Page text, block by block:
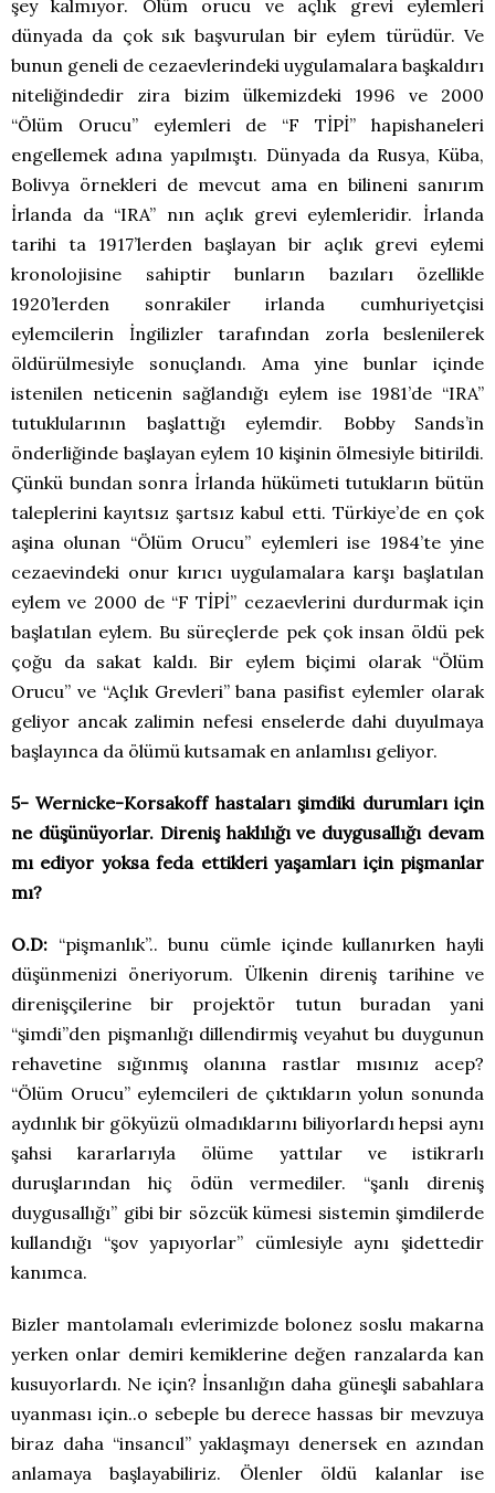
şey kalmıyor. Ölüm orucu ve açlık grevi eylemleri
dünyada da çok sık başvurulan bir eylem türüdür. Ve
bunun geneli de cezaevlerindeki uygulamalara başkaldırı
niteliğindedir zira bizim ülkemizdeki 1996 ve 2000
“Ölüm Orucu” eylemleri de “F TİPİ” hapishaneleri
engellemek adına yapılmıştı. Dünyada da Rusya, Küba,
Bolivya örnekleri de mevcut ama en bilineni sanırım
İrlanda da “IRA” nın açlık grevi eylemleridir. İrlanda
tarihi ta 1917’lerden başlayan bir açlık grevi eylemi
kronolojisine sahiptir bunların bazıları özellikle
1920’lerden sonrakiler irlanda cumhuriyetçisi
eylemcilerin İngilizler tarafından zorla beslenilerek
öldürülmesiyle sonuçlandı. Ama yine bunlar içinde
istenilen neticenin sağlandığı eylem ise 1981’de “IRA”
tutuklularının başlattığı eylemdir. Bobby Sands’in
önderliğinde başlayan eylem 10 kişinin ölmesiyle bitirildi.
Çünkü bundan sonra İrlanda hükümeti tutukların bütün
taleplerini kayıtsız şartsız kabul etti. Türkiye’de en çok
aşina olunan “Ölüm Orucu” eylemleri ise 1984’te yine
cezaevindeki onur kırıcı uygulamalara karşı başlatılan
eylem ve 2000 de “F TİPİ” cezaevlerini durdurmak için
başlatılan eylem. Bu süreçlerde pek çok insan öldü pek
çoğu da sakat kaldı. Bir eylem biçimi olarak “Ölüm
Orucu” ve “Açlık Grevleri” bana pasifist eylemler olarak
geliyor ancak zalimin nefesi enselerde dahi duyulmaya
başlayınca da ölümü kutsamak en anlamlısı geliyor.
5- Wernicke-Korsakoff hastaları şimdiki durumları için
ne düşünüyorlar. Direniş haklılığı ve duygusallığı devam
mı ediyor yoksa feda ettikleri yaşamları için pişmanlar
mı?
O.D: “pişmanlık”.. bunu cümle içinde kullanırken hayli
düşünmenizi öneriyorum. Ülkenin direniş tarihine ve
direnişçilerine bir projektör tutun buradan yani
“şimdi”den pişmanlığı dillendirmiş veyahut bu duygunun
rehavetine sığınmış olanına rastlar mısınız acep?
“Ölüm Orucu” eylemcileri de çıktıkların yolun sonunda
aydınlık bir gökyüzü olmadıklarını biliyorlardı hepsi aynı
şahsi kararlarıyla ölüme yattılar ve istikrarlı
duruşlarından hiç ödün vermediler. “şanlı direniş
duygusallığı” gibi bir sözcük kümesi sistemin şimdilerde
kullandığı “şov yapıyorlar” cümlesiyle aynı şidettedir
kanımca.
Bizler mantolamalı evlerimizde bolonez soslu makarna
yerken onlar demiri kemiklerine değen ranzalarda kan
kusuyorlardı. Ne için? İnsanlığın daha güneşli sabahlara
uyanması için..o sebeple bu derece hassas bir mevzuya
biraz daha “insancıl” yaklaşmayı denersek en azından
anlamaya başlayabiliriz. Ölenler öldü kalanlar ise